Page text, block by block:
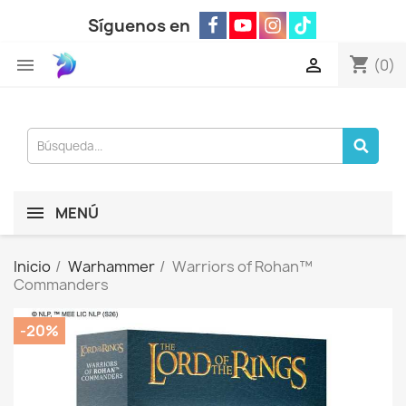
Síguenos en
 shopping_cart (0)

MENÚ
Inicio Warhammer
Warriors of Rohan™
Commanders
-20%